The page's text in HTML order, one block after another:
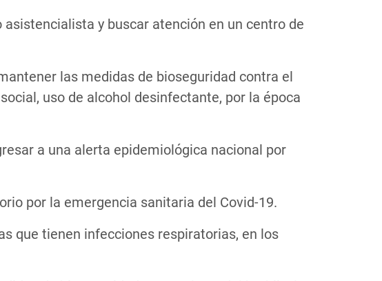
y buscar atención en un centro de
las medidas de bioseguridad contra el
uso de alcohol desinfectante, por la época
a una alerta epidemiológica nacional por
por la emergencia sanitaria del Covid-19.
que tienen infecciones respiratorias, en los